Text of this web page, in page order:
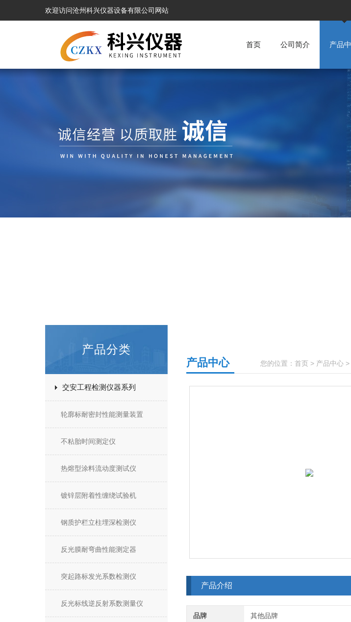
欢迎访问沧州科兴仪器设备有限公司网站
首页 公司简介 产品
产品分类
交安工程检测仪器系列
轮廓标耐密封性能测量装置
不粘胎时间测定仪
热熔型涂料流动度测试仪
镀锌层附着性缠绕试验机
钢质护栏立柱埋深检测仪
反光膜耐弯曲性能测定器
突起路标发光系数检测仪
反光标线逆反射系数测量仪
您的位置： 首页 > 产品中心 >
产品中心
产品介绍
品牌 其他品牌